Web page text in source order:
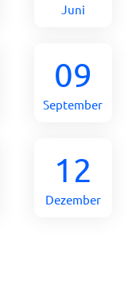
Juni
09
September
12
Dezember